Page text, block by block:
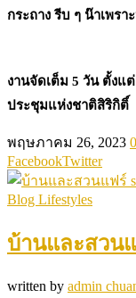
กระถาง รีบ ๆ น๊าเพร
งานจัดเต็ม 5 วัน ตั้งแ
ประชุมแห่งชาติสิริกิติ์
พฤษภาคม 26, 2023
FacebookTwitter
Blog Lifestyles
บ้านและสวนแ
written by admin